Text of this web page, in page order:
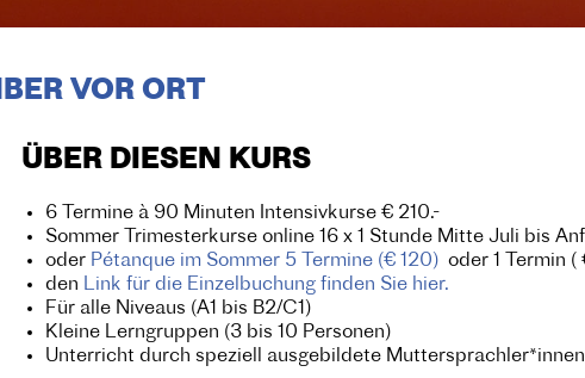
VOR ORT
ÜBER DIESEN KURS
6 Termine à 90 Minuten Intensivkurse € 210.-
Sommer Trimesterkurse online 16 x 1 Stunde Mitte Juli bis
oder Pétanque im Sommer 5 Termine (€ 120) oder 1 Termin (
den Link für die Einzelbuchung finden Sie hier.
Für alle Niveaus (A1 bis B2/C1)
Kleine Lerngruppen (3 bis 10 Personen)
Unterricht durch speziell ausgebildete Muttersprachler*innen